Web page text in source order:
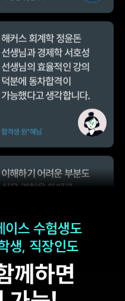
덕분에 동차합격이
가능했다고 생각합니다.
합격생 원*혜님
이해하기 어려운 부분도
설명해 주셔서 실무
과목을 보다 쉽게 배울
수 있었습니다.
해커스 박지혜
평가사님께서 매 수업
내내 꼼꼼하게
첨삭해주셔서 도움이
많이 되었습니다.